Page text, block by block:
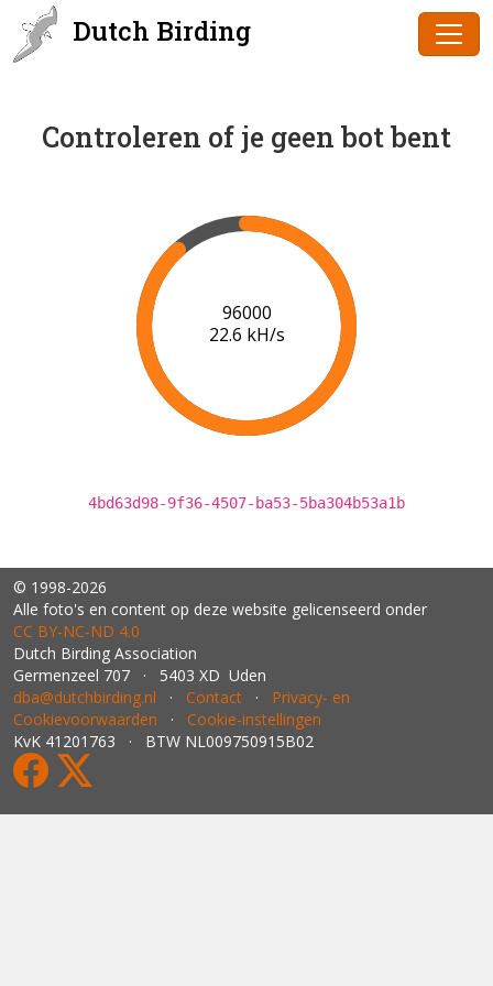
Dutch Birding
Controleren of je geen bot bent
98000
22.6 kH/s
4bd63d98-9f36-4507-ba53-5ba304b53a1b
© 1998-2026
Alle foto's en content op deze website gelicenseerd onder
CC BY‑NC‑ND 4.0
Dutch Birding Association
Germenzeel 707 · 5403 XD Uden
dba@dutchbirding.nl · Contact · Privacy- en
Cookievoorwaarden · Cookie-instellingen
KvK 41201763 · BTW NL009750915B02